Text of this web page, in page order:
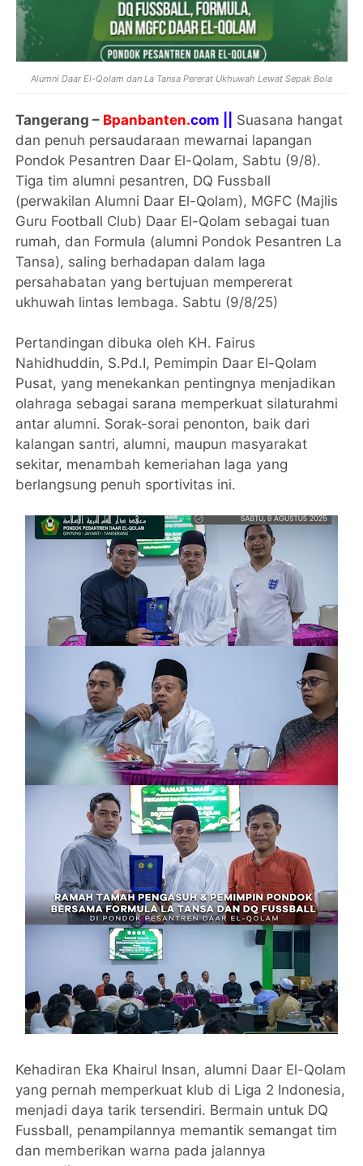
Alumni Daar El-Qolam dan La Tansa Pererat Ukhuwah Lewat Sepak Bola
Tangerang – Bpanbanten.com ||
Suasana hangat
dan penuh persaudaraan mewarnai lapangan
Pondok Pesantren Daar El-Qolam, Sabtu (9/8).
Tiga tim alumni pesantren, DQ Fussball
(perwakilan Alumni Daar El-Qolam), MGFC (Majlis
Guru Football Club) Daar El-Qolam sebagai tuan
rumah, dan Formula (alumni Pondok Pesantren La
Tansa), saling berhadapan dalam laga
persahabatan yang bertujuan mempererat
ukhuwah lintas lembaga. Sabtu (9/8/25)
Pertandingan dibuka oleh KH. Fairus
Nahidhuddin, S.Pd.I, Pemimpin Daar El-Qolam
Pusat, yang menekankan pentingnya menjadikan
olahraga sebagai sarana memperkuat silaturahmi
antar alumni. Sorak-sorai penonton, baik dari
kalangan santri, alumni, maupun masyarakat
sekitar, menambah kemeriahan laga yang
berlangsung penuh sportivitas ini.
Kehadiran Eka Khairul Insan, alumni Daar El-Qolam
yang pernah memperkuat klub di Liga 2 Indonesia,
menjadi daya tarik tersendiri. Bermain untuk DQ
Fussball, penampilannya memantik semangat tim
dan memberikan warna pada jalannya